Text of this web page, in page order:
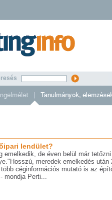
lendület?
emelkedik, de éven belül már
meredek emelkedés után
céginformációs mutató is az
mondja Perti...